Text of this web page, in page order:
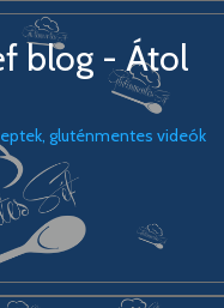
blog - Átol
gluténmentes videók